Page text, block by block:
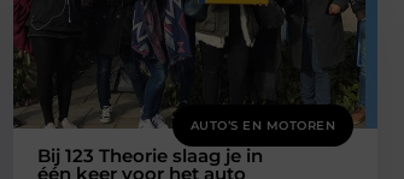
AUTO’S EN MOTOREN
Bij 123 Theorie slaag je in
één keer voor het auto